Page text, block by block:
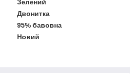
Зелений
Двонитка
95% бавовна
Новий